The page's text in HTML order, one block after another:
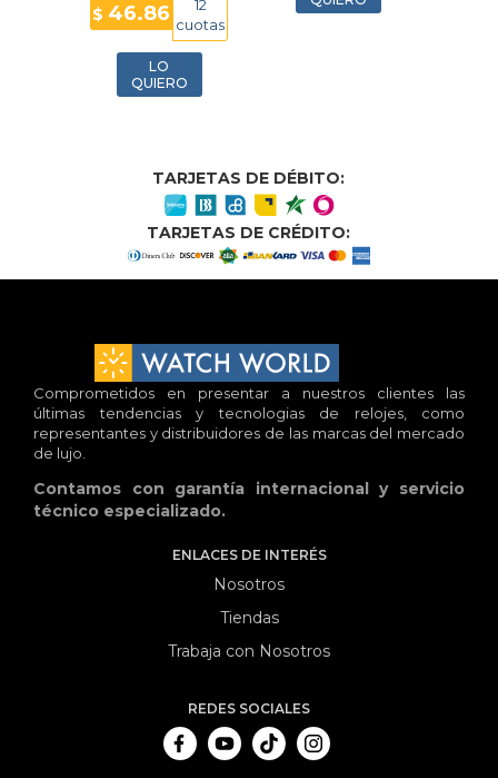
$39.48
TARJETAS DE DÉBITO:
TARJETAS DE CRÉDITO:
Comprometidos en presentar a nuestros clientes las
últimas tendencias y tecnologias de relojes, como
representantes y distribuidores de las marcas del mercado
de lujo.
Contamos con garantía internacional y servicio
técnico especializado.
ENLACES DE INTERÉS
Nosotros
Tiendas
Trabaja con Nosotros
REDES SOCIALES